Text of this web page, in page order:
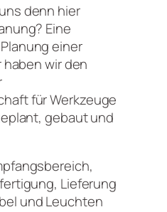
denn hier
Eine
einer
wir den
für Werkzeuge
gebaut und
Lieferung
und Leuchten